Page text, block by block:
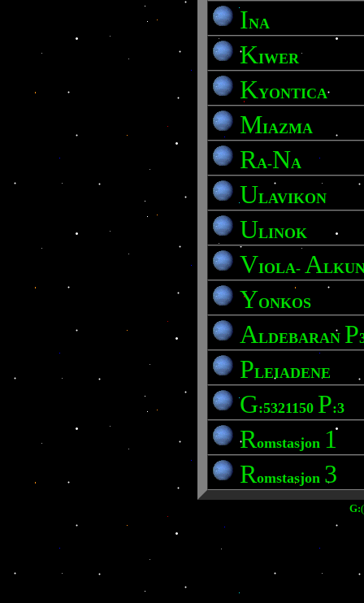
INA
KIWER
KYONTICA
MIAZMA
RA-NA
ULAVIKON
ULINOK
VIOLA- A
YONKOS
ALDEBARAN P
PLEIADENE
G:5321150 P:3
Romstasjon 1
Romstasjon 3
G: